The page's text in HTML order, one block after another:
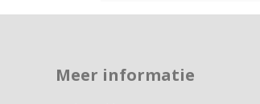
Meer informatie